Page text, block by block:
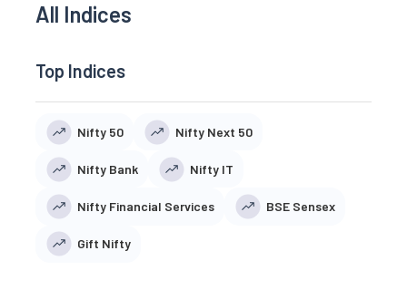
All Indices
Top Indices
Nifty 50 Nifty Next 50
Nifty Bank Nifty IT
Nifty Financial Services BSE Sensex
Gift Nifty